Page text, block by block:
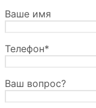
Ваше имя
Телефон*
Ваш вопрос?